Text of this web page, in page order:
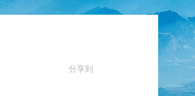
分享到